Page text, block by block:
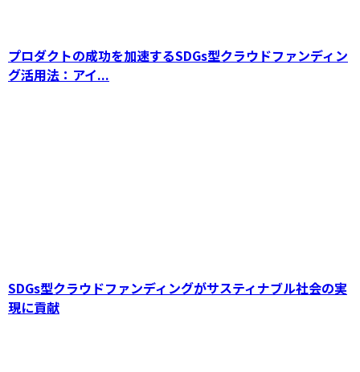
ィングを活用したまちづくりの成功事例とメリ
ット
プロダクトの成功を加速するSDGs型クラウドファンディン
グ活用法：アイ...
SDGs型クラウドファンディングがサスティナブル社会の実
現に貢献